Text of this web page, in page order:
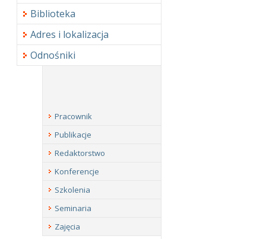
Biblioteka
Adres i lokalizacja
Odnośniki
Pracownik
Publikacje
Redaktorstwo
Konferencje
Szkolenia
Seminaria
Zajęcia